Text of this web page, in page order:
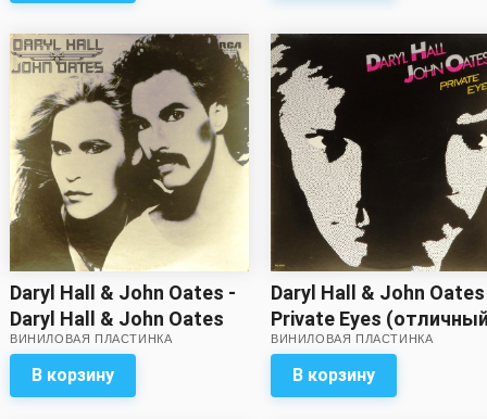
Daryl Hall & John Oates -
Daryl Hall & John Oates
(качество звука ближе к
отличному)
ВИНИЛОВАЯ ПЛАСТИНКА
В корзину
Daryl Hall & John
Private Eyes
звук)
ВИНИЛОВАЯ ПЛАСТИНКА
В корзину